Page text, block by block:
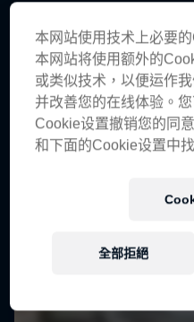
本网站使用技术上必要
本网站将使用额外的
或类似技术，以便运作
并改善您的在线体验。
Cookie设置撤销您的同
和下面的Cookie设置中
全部拒絕